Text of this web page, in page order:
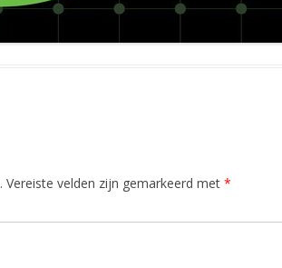
Vereiste velden zijn gemarkeerd met *